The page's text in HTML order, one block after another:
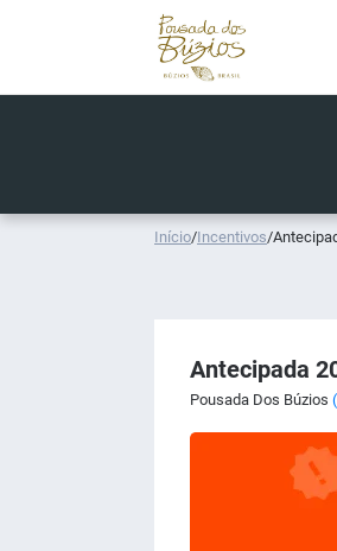
Início/Incentivos/
Antecipada
Pousada Dos Búzios